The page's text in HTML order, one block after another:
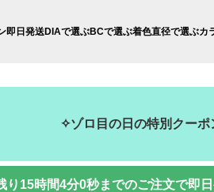
即日発送DIAで選ぶBCで選ぶ着色直径で選ぶカ
✧ゾロ目の日の特別クー
り15時間3分59秒までのご注文で即